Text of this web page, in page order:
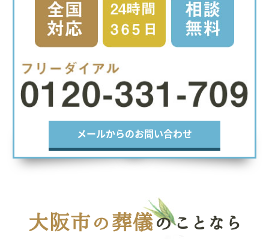
メールからのお問い合わせ
大阪市の葬儀のことなら